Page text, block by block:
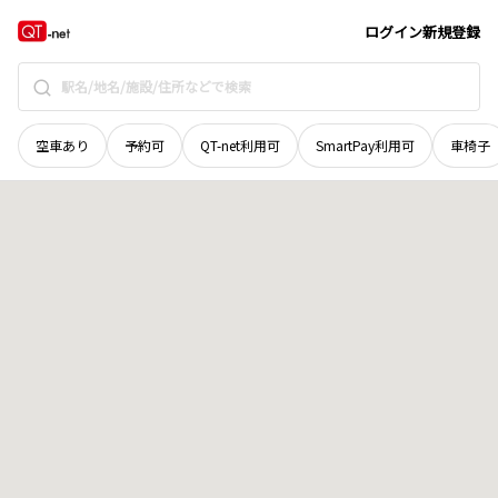
ログイン新規登録
空車あり 予約可 QT-net利用可 SmartPay利用可 車椅子
岩手県